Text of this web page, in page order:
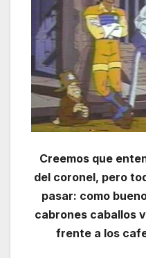
Creemos que
del coronel, pero
pasar: como
cabrones caballos
frente a los